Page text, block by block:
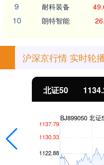
9 耐科装备
10 朗特智能
沪深京行情 实时轮
北证50